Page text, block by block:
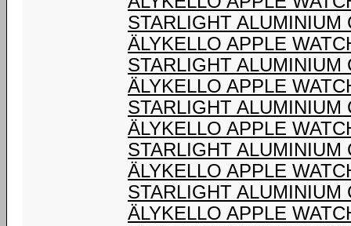
STARLIGHT ALUMINIUM
ÄLYKELLO APPLE
STARLIGHT ALUMINIUM
ÄLYKELLO APPLE
STARLIGHT ALUMINIUM
ÄLYKELLO APPLE
STARLIGHT ALUMINIUM
ÄLYKELLO APPLE
STARLIGHT ALUMINIUM
ÄLYKELLO APPLE